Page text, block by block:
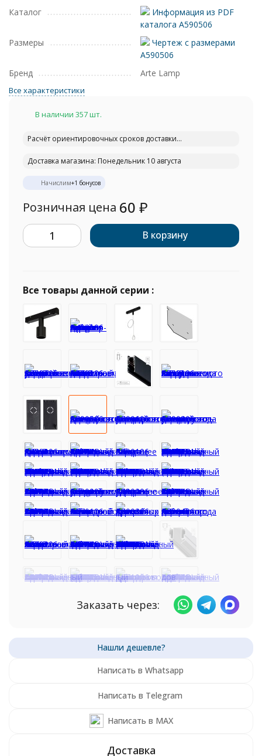
Каталог
Информация из PDF
каталога A590506
Размеры
Чертеж с размерами
A590506
Бренд
Arte Lamp
Все характеристики
В наличии 357 шт.
Расчёт ориентировочных сроков доставки...
Доставка магазина: Понедельник 10 августа
Начислим+1 бонусов
Розничная цена 60 ₽
В корзину
Все товары данной серии :
Заказать через:
Написать в Whatsapp
Написать в Telegram
Написать в MAX